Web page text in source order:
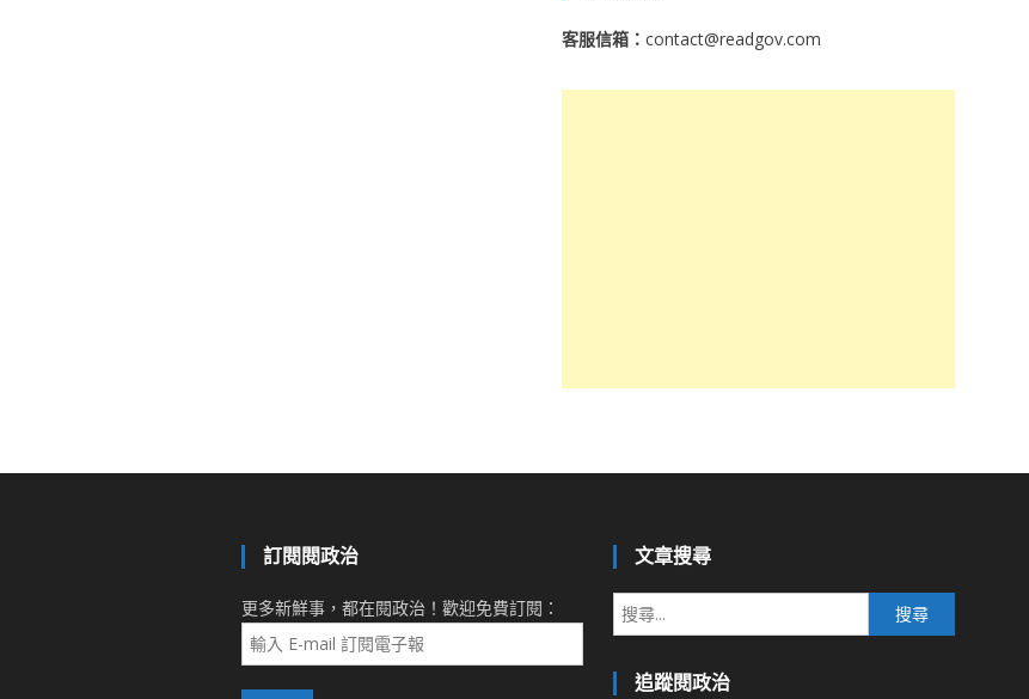
客服信箱： contact@readgov.com
訂閱閱政治
更多新鮮事，都在閱政治！歡迎免費訂閱：
文章搜尋
尋
追蹤閱政治